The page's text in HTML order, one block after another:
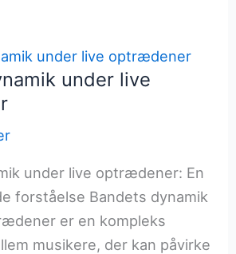
under live
under live optrædener: En
forståelse Bandets dynamik
er en kompleks
musikere, der kan påvirke